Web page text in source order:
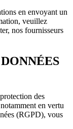
en envoyant un
veuillez
nos fournisseurs
des
en vertu
(RGPD), vous